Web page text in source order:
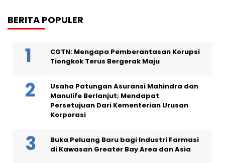
BERITA POPULER
CGTN: Mengapa Pemberantasan Korupsi
Tiongkok Terus Bergerak Maju
Usaha Patungan Asuransi Mahindra dan
Manulife Berlanjut; Mendapat
Persetujuan Dari Kementerian Urusan
Korporasi
Buka Peluang Baru bagi Industri Farmasi
di Kawasan Greater Bay Area dan Asia